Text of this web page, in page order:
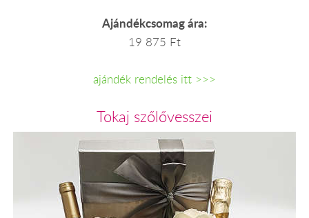
Ajándékcsomag ára:
19 875 Ft
ajándék rendelés itt >>>
Tokaj szőlővesszei